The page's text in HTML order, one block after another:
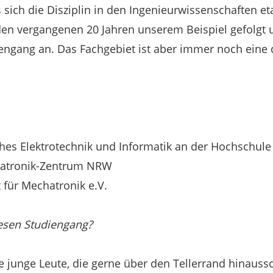
sich die Disziplin in den Ingenieurwissenschaften
vergangenen 20 Jahren unserem Beispiel gefolgt
an. Das Fachgebiet ist aber immer noch eine
Elektrotechnik und Informatik an der
Zentrum NRW
Mechatronik e.V.
Studiengang?
junge Leute, die gerne über den Tellerrand